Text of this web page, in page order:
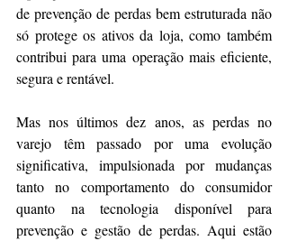
de prevenção de perdas bem estruturada não
só protege os ativos da loja, como também
contribui para uma operação mais eficiente,
segura e rentável.
Mas nos últimos dez anos, as perdas no
varejo têm passado por uma evolução
significativa, impulsionada por mudanças
tanto no comportamento do consumidor
quanto na tecnologia disponível para
prevenção e gestão de perdas. Aqui estão